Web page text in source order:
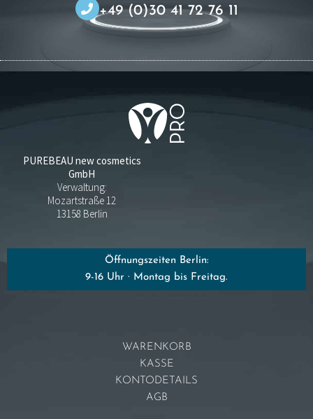
+49 (0)30 41 72 76 11
PUREBEAU new cosmetics
GmbH
Verwaltung:
Mozartstraße 12
13158 Berlin
Öffnungszeiten Berlin:
9-16 Uhr · Montag bis Freitag.
WARENKORB
KASSE
KONTODETAILS
AGB